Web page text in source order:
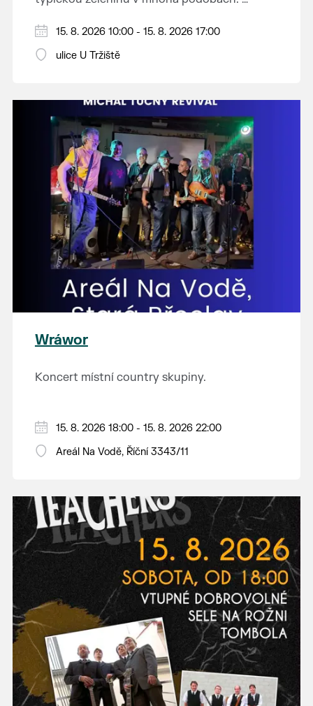
Swingalia.
Vstup volný.
15. 8. 2026 10:00 - 15. 8. 2026 17:00
ulice U Tržiště
Wráwor
Koncert místní country skupiny.
15. 8. 2026 18:00 - 15. 8. 2026 22:00
Areál Na Vodě, Říční 3343/11